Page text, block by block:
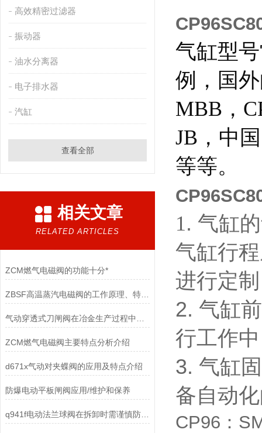
高效精密过滤器
振动器
油水分离器
电子排水器
汽缸
查看全部
相关文章
RELATED ARTICLES
ZCM燃气电磁阀的功能十分*
ZBSF高温蒸汽电磁阀的工作原理、特点和应用途径
ZCM燃气电磁阀主要特点分析介绍
d671x气动对夹蝶阀的应用及特点介绍
防爆电动平板闸阀应用/维护和保养
q941f电动法兰球阀在拆卸时需谨慎防止损坏密封圈而泄露
气缸型
例，国
MBB，
JB，中
等等。
1. 气缸
气缸行
进行定
2. 气缸
行工作
3. 气缸
备自动
CP96：